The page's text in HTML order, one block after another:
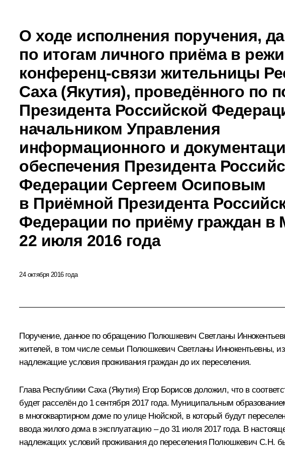
О ходе исполнения поручения,
по итогам личного приёма в
конференц-связи жительницы
Саха (Якутия), проведённого по
Президента Российской
начальником Управления
информационного и
обеспечения Президента
Федерации Сергеем Осиповым
в Приёмной Президента
Федерации по приёму граждан в
22 июля 2016 года
24 октября 2016 года
Поручение, данное по обращению Полюшкевич Светланы
жителей, в том числе семьи Полюшкевич Светланы Иннокентьевны,
надлежащие условия проживания граждан до их переселения.
Глава Республики Саха (Якутия) Егор Борисов доложил, что в
будет расселён до 1 сентября 2017 года. Муниципальным
в многоквартирном доме по улице Нюйской, в который будут
ввода жилого дома в эксплуатацию – до 31 июля 2017 года. В
надлежащих условий проживания до переселения Полюшкевич С.Н.